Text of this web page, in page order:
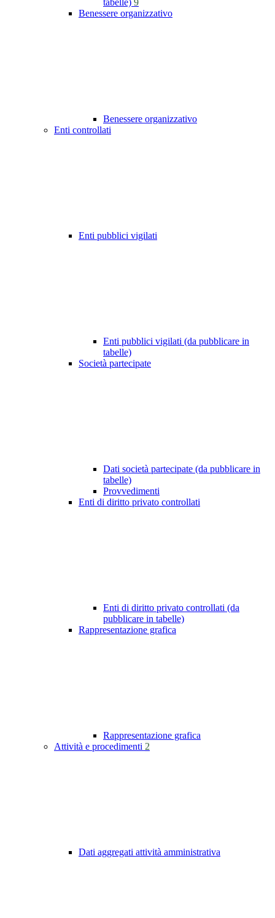
tabelle) 9
Benessere organizzativo
Benessere organizzativo
Enti controllati
Enti pubblici vigilati
Enti pubblici vigilati (da pubblicare in
tabelle)
Società partecipate
Dati società partecipate (da pubblicare in
tabelle)
Provvedimenti
Enti di diritto privato controllati
Enti di diritto privato controllati (da
pubblicare in tabelle)
Rappresentazione grafica
Rappresentazione grafica
Attività e procedimenti 2
Dati aggregati attività amministrativa